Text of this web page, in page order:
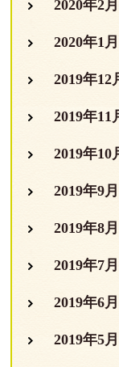
2020年2月
2020年1月
2019年12
2019年11
2019年10
2019年9月
2019年8月
2019年7月
2019年6月
2019年5月